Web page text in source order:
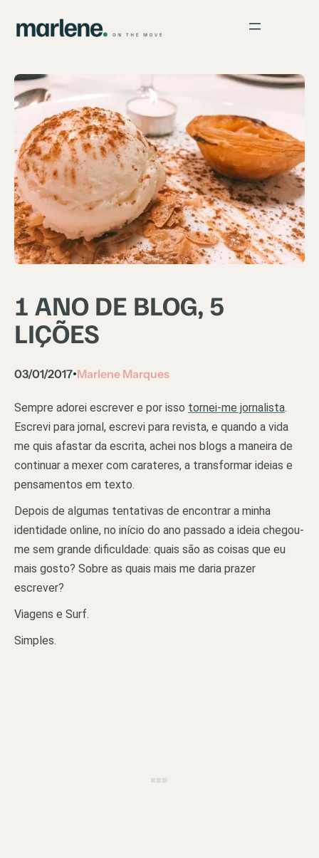
1 ANO DE BLOG, 5
LIÇÕES
03/01/2017•Marlene Marques
Sempre adorei escrever e por isso tornei-me jornalista.
Escrevi para jornal, escrevi para revista, e quando a vida
me quis afastar da escrita, achei nos blogs a maneira de
continuar a mexer com carateres, a transformar ideias e
pensamentos em texto.
Depois de algumas tentativas de encontrar a minha
identidade online, no início do ano passado a ideia chegou-
me sem grande dificuldade: quais são as coisas que eu
mais gosto? Sobre as quais mais me daria prazer
escrever?
Viagens e Surf.
Simples.